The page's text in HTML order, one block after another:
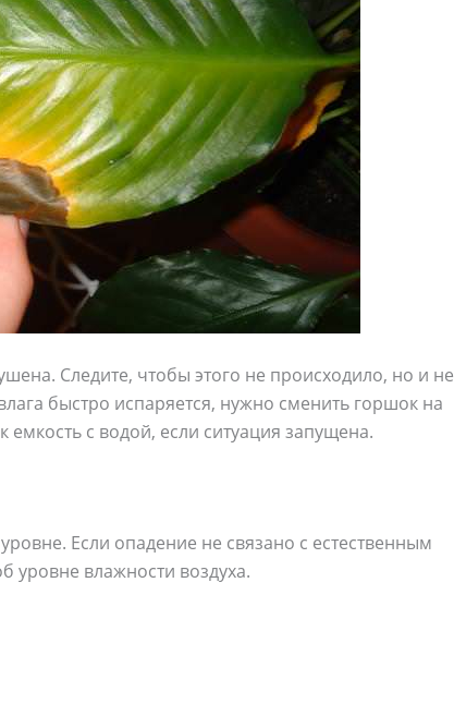
Следите, чтобы этого не происходило, но и не
быстро испаряется, нужно сменить горшок на
с водой, если ситуация запущена.
Если опадение не связано с естественным
уровне влажности воздуха.